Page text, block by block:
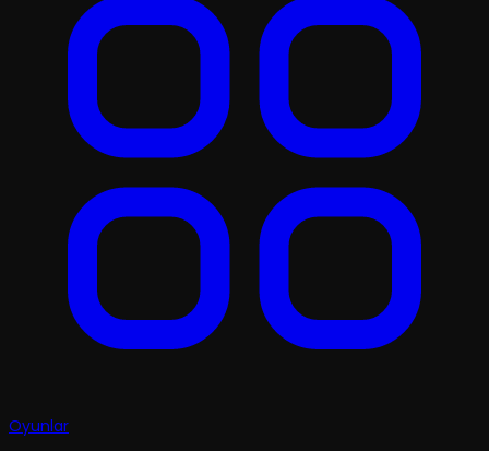
Oyunlar